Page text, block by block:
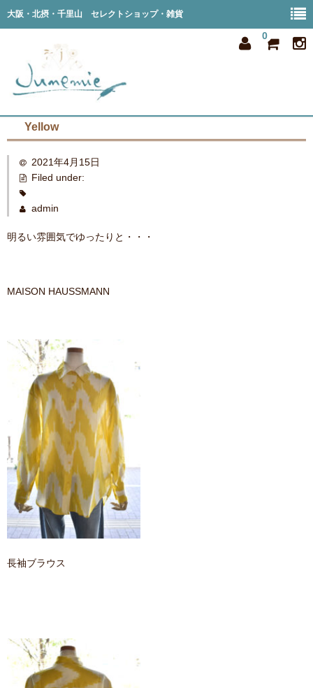
大阪・北摂・千里山 セレクトショップ・雑貨
0
all item
member
contact
Yellow
2021年4月15日
Filed under:
admin
明るい雰囲気でゆったりと・・・
MAISON HAUSSMANN
長袖ブラウス